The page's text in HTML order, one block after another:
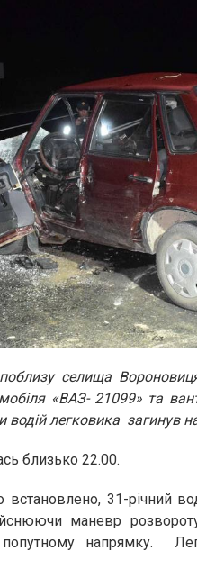
селища
«ВАЗ- 21099» та
водій легковика загинув
близько 22.00.
встановлено, 31-річний
маневр
напрямку.